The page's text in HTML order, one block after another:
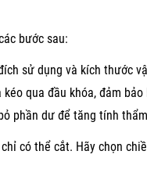
bước sau:
sử dụng và kích thước
qua đầu khóa, đảm
phần dư để tăng tính
có thể cắt. Hãy chọn